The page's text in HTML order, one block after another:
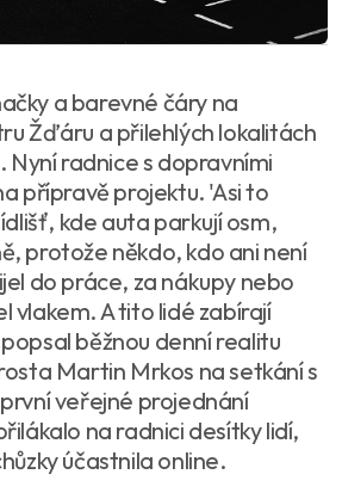
a barevné čáry na
Žďáru a přilehlých lokalitách
Nyní radnice s dopravními
přípravě projektu. 'Asi to
kde auta parkují osm,
protože někdo, kdo ani není
do práce, za nákupy nebo
vlakem. A tito lidé zabírají
běžnou denní realitu
Martin Mrkos na setkání s
veřejné projednání
na radnici desítky lidí,
účastnila online.